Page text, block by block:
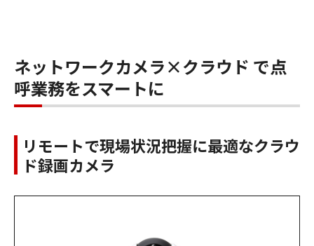
ネットワークカメラ×クラウド で点
呼業務をスマートに
リモートで現場状況把握に最適なクラウ
ド録画カメラ